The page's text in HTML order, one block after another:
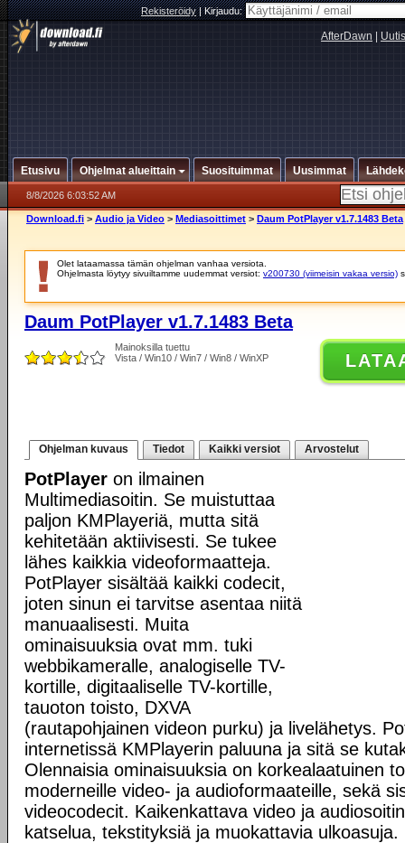
Rekisteröidy|Kirjaudu:
AfterDawn
Etusivu Ohjelmat alueittain Suosituimmat Uusimmat
8/8/2026 6:03:52 AM
Download.fi > Audio ja Video > Mediasoittimet > Daum PotPlayer v1.7.1483 Beta
Olet lataamassa tämän ohjelman vanhaa versiota.
Ohjelmasta löytyy sivuiltamme uudemmat versiot: v200730 (viimeisin vakaa versio)
Daum PotPlayer v1.7.1483 Beta
Mainoksilla tuettu
Vista / Win10 / Win7 / Win8 / WinXP
Ohjelman kuvaus Tiedot Kaikki versiot Arvostelut
PotPlayer on ilmainen
Multimediasoitin. Se muistuttaa
paljon KMPlayeriä, mutta sitä
kehitetään aktiivisesti. Se tukee
lähes kaikkia videoformaatteja.
PotPlayer sisältää kaikki codecit,
joten sinun ei tarvitse asentaa niitä
manuaalisesti. Muita
ominaisuuksia ovat mm. tuki
webbikameralle, analogiselle TV-
kortille, digitaaliselle TV-kortille,
tauoton toisto, DXVA
(rautapohjainen videon purku) ja livelähetys.
internetissä KMPlayerin paluuna ja sitä se
Olennaisia ominaisuuksia on korkealaatuinen
moderneille video- ja audioformaateille, sekä
videocodecit. Kaikenkattava video ja
katselua, tekstityksiä ja muokattavia ulkoasuja.